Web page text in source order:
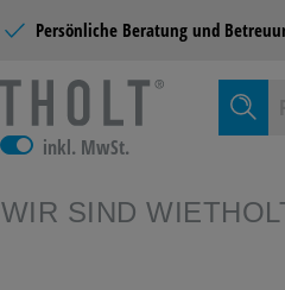
Persönliche Beratung und
inkl. MwSt.
WIR SIND